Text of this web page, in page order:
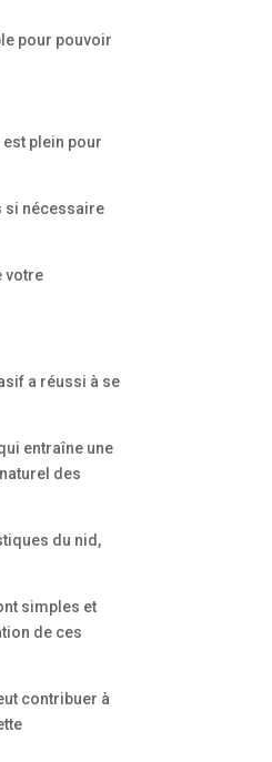
pour pouvoir
plein pour
si nécessaire
votre
a réussi à se
entraîne une
des
du nid,
simples et
de ces
contribuer à